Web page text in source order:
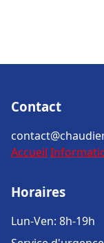
Contact
Accueil
Horaires
Lun-Ven: 8h-19h